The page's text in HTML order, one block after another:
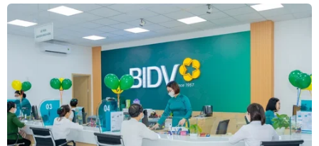
chức năng nhiệm vụ quản lý nhà nước được
giao phối hợp với Bộ Tài chính, Tổng cục Thuế
để xây dựng cơ sở dữ liệu quản lý thuế đối với
thương mại điện tử, kinh doanh trên nền tảng
số để áp dụng quản lý rủi ro trong quản lý thuế
trên cơ sở dữ liệu lớn.
Để cơ quan thuế áp dụng nâng hiệu quả quản lý